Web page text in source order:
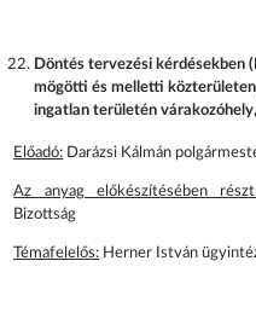
Döntés tervezési kérdésekben
mögötti és melletti
ingatlan területén
Előadó: Darázsi Kálmán
Az anyag előkészítésében
Bizottság
Témafelelős: Herner István